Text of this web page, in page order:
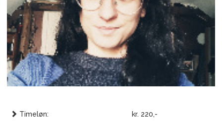
Timeløn: kr. 220,-